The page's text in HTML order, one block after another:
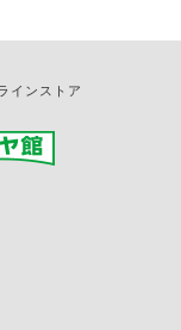
インストア